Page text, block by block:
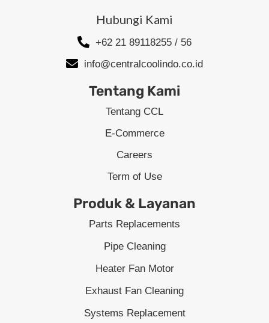
Hubungi Kami
+62 21 89118255 / 56
info@centralcoolindo.co.id
Tentang Kami
Tentang CCL
E-Commerce
Careers
Term of Use
Produk & Layanan
Parts Replacements
Pipe Cleaning
Heater Fan Motor
Exhaust Fan Cleaning
Systems Replacement